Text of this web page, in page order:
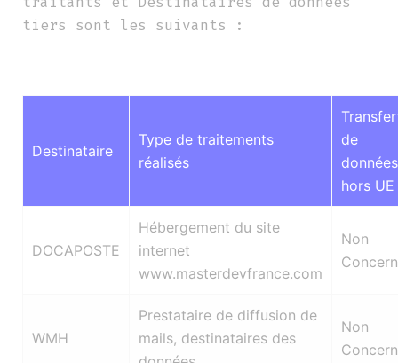
tiers sont les suivants :
Destinataire
Type de traitements
réalisés
de
données
hors UE
DOCAPOSTE
Hébergement du site
internet
www.masterdevfrance.com
Non
WMH
Prestataire de diffusion de
mails, destinataires des
Non